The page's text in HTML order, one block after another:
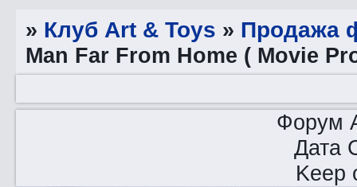
» Клуб Art & Toys » Продажа
Man Far From Home ( Movie
Форум
Дата
Keep